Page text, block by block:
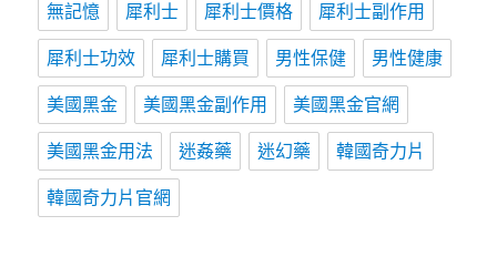
無記憶 犀利士 犀利士價格 犀利士副作用
犀利士功效 犀利士購買 男性保健 男性健康
美國黑金 美國黑金副作用 美國黑金官網
美國黑金用法 迷姦藥 迷幻藥 韓國奇力片
韓國奇力片官網